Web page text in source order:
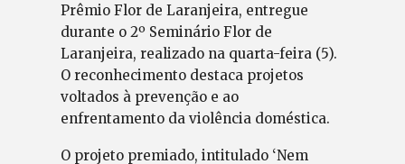
Prêmio Flor de Laranjeira, entregue
durante o 2º Seminário Flor de
Laranjeira, realizado na quarta-feira (5).
O reconhecimento destaca projetos
voltados à prevenção e ao
enfrentamento da violência doméstica.
O projeto premiado, intitulado ‘Nem